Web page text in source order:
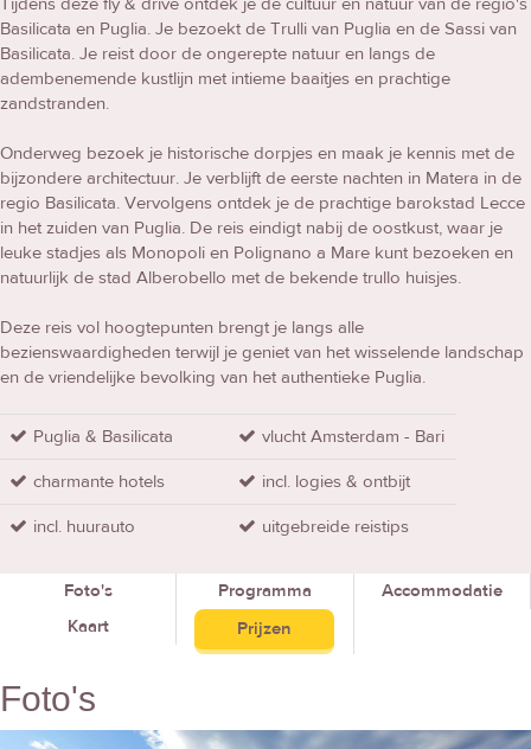
Basilicata en Puglia. Je bezoekt de Trulli van Puglia en de Sassi van
Basilicata. Je reist door de ongerepte natuur en langs de
adembenemende kustlijn met intieme baaitjes en prachtige
zandstranden.
Onderweg bezoek je historische dorpjes en maak je kennis met de
bijzondere architectuur. Je verblijft de eerste nachten in Matera in de
regio Basilicata. Vervolgens ontdek je de prachtige barokstad Lecce
in het zuiden van Puglia. De reis eindigt nabij de oostkust, waar je
leuke stadjes als Monopoli en Polignano a Mare kunt bezoeken en
natuurlijk de stad Alberobello met de bekende trullo huisjes.
Deze reis vol hoogtepunten brengt je langs alle
bezienswaardigheden terwijl je geniet van het wisselende landschap
en de vriendelijke bevolking van het authentieke Puglia.
Puglia & Basilicata
vlucht Amsterdam - Bari
charmante hotels
incl. logies & ontbijt
incl. huurauto
uitgebreide reistips
Foto's Programma
Accommodatie
Kaart
Prijzen
Foto's